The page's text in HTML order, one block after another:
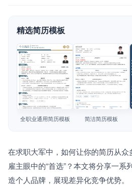
AI 模拟面试
面试自我介绍
AI 职场工具 New
简历模板
简历教程
精选简历模板
查看模板
全职业通用简历模板
查看模板
简洁简历模板
在求职大军中，如何让你的简历从
雇主眼中的“首选”？本文将分享一系
造个人品牌，展现差异化竞争优势。